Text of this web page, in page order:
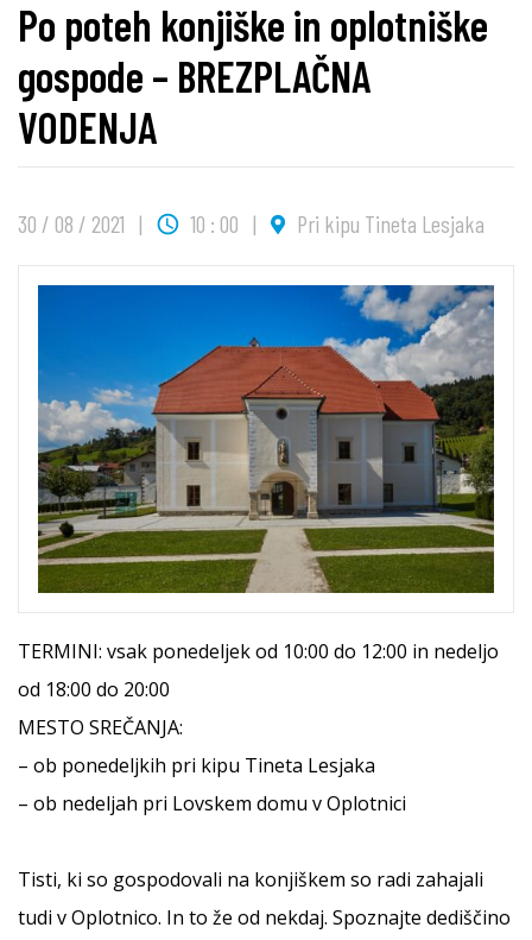
Po poteh konjiške in oplotniške
gospode – BREZPLAČNA
VODENJA
30 / 08 / 2021 10 : 00 Pri kipu Tineta Lesjaka
TERMINI: vsak ponedeljek od 10:00 do 12:00 in nedeljo
od 18:00 do 20:00
MESTO SREČANJA:
– ob ponedeljkih pri kipu Tineta Lesjaka
– ob nedeljah pri Lovskem domu v Oplotnici
Tisti, ki so gospodovali na konjiškem so radi zahajali
tudi v Oplotnico. In to že od nekdaj. Spoznajte dediščino